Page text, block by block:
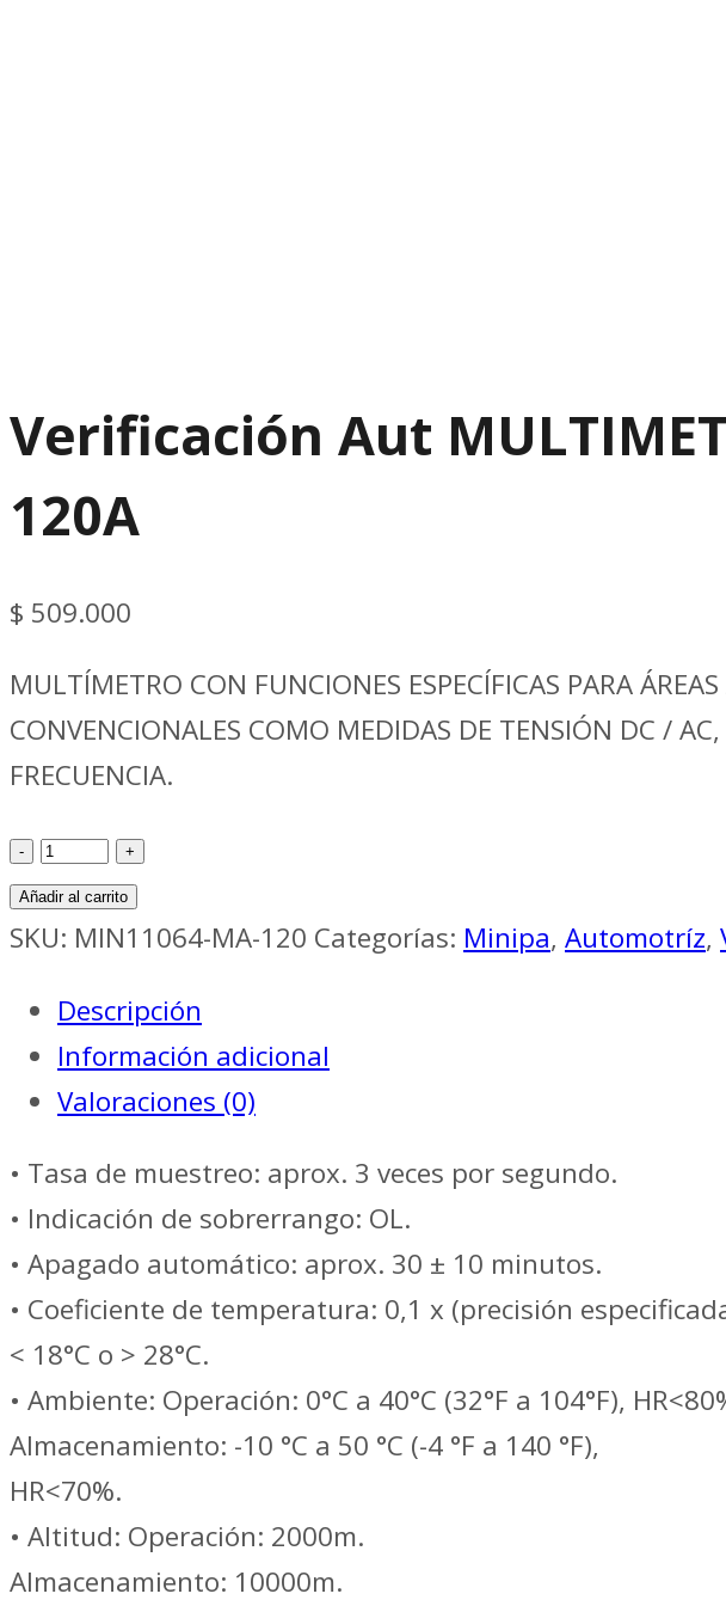
Verificación Aut
120A
$ 509.000
MULTÍMETRO CON FUNCIONES ESPECÍFICAS PARA
CONVENCIONALES COMO MEDIDAS DE TENSIÓN DC /
FRECUENCIA.
Verificación
Aut
MULTIMETRO
//
MINIPA
MA-
120A
cantidad
Añadir al carrito
SKU: MIN11064-MA-120 Categorías: Minipa, Automotríz,
Descripción
Información adicional
Valoraciones (0)
• Tasa de muestreo: aprox. 3 veces por segundo.
• Indicación de sobrerrango: OL.
• Apagado automático: aprox. 30 ± 10 minutos.
• Coeficiente de temperatura: 0,1 x (precisión
< 18°C ​​o > 28°C.
• Ambiente: Operación: 0°C a 40°C (32°F a 104°F),
Almacenamiento: -10 °C a 50 °C (-4 °F a 140 °F),
HR<70%.
• Altitud: Operación: 2000m.
Almacenamiento: 10000m.